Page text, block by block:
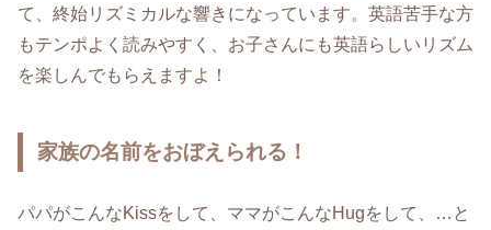
て、終始リズミカルな響きになっています。英語苦手な方
もテンポよく読みやすく、お子さんにも英語らしいリズム
を楽しんでもらえますよ！
家族の名前をおぼえられる！
パパがこんなKissをして、ママがこんなHugをして、…と